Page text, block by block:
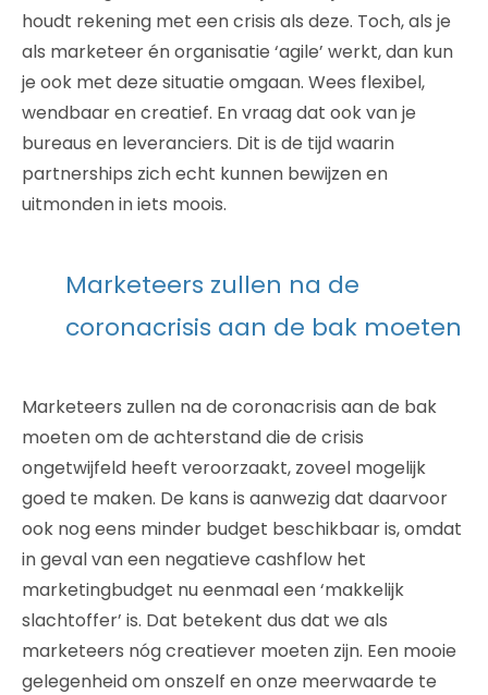
houdt rekening met een crisis als deze. Toch, als je
als marketeer én organisatie ‘agile’ werkt, dan kun
je ook met deze situatie omgaan. Wees flexibel,
wendbaar en creatief. En vraag dat ook van je
bureaus en leveranciers. Dit is de tijd waarin
partnerships zich echt kunnen bewijzen en
uitmonden in iets moois.
Marketeers zullen na de
coronacrisis aan de bak moeten
Marketeers zullen na de coronacrisis aan de bak
moeten om de achterstand die de crisis
ongetwijfeld heeft veroorzaakt, zoveel mogelijk
goed te maken. De kans is aanwezig dat daarvoor
ook nog eens minder budget beschikbaar is, omdat
in geval van een negatieve cashflow het
marketingbudget nu eenmaal een ‘makkelijk
slachtoffer’ is. Dat betekent dus dat we als
marketeers nóg creatiever moeten zijn. Een mooie
gelegenheid om onszelf en onze meerwaarde te